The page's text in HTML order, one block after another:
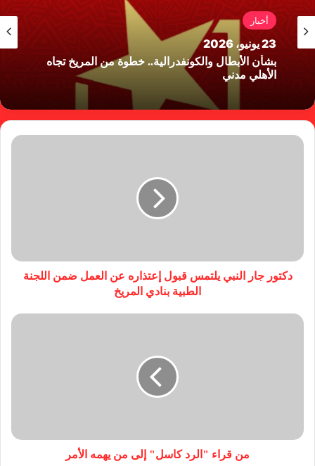
أخبار
23 يونيو، 2026
بشأن الأبطال والكونفدرالية.. خطوة من المريخ تجاه
الأهلي مدني
دكتور جار النبي يلتمس قبول إعتذاره عن العمل ضمن اللجنة
الطبية بنادي المريخ
من قراء "الرد كاسل" إلى من يهمه الأمر